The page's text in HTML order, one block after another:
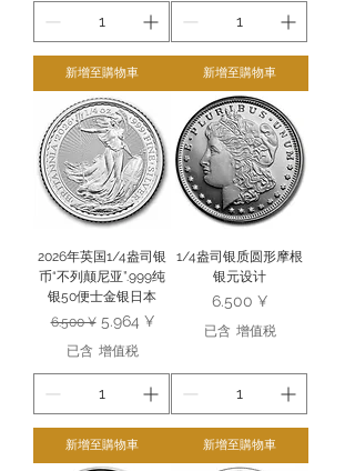
新增至購物車 新增至購物車
2026年英国1/4盎司银
币“不列颠尼亚”.999纯
银50便士金银日本
一般價格
6.500 ¥ 促銷價格
5.964 ¥
已含 增值税
新增至購物車
1/4盎司银质圆形摩根
银元设计
價格
6.500 ¥
已含 增值税
新增至購物車